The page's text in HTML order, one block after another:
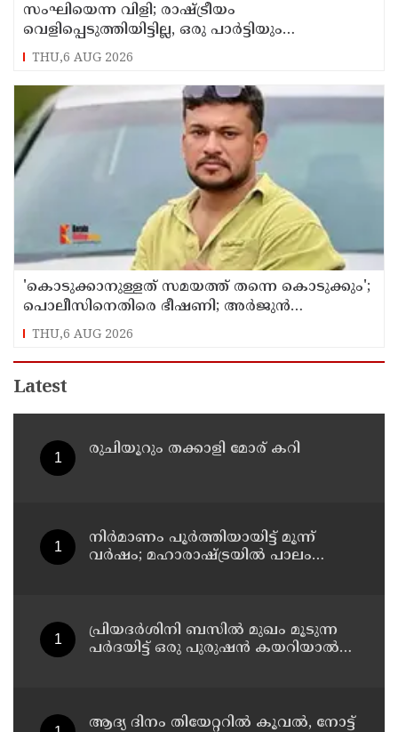
സംഘിയെന്ന വിളി; രാഷ്ട്രീയം
വെളിപ്പെടുത്തിയിട്ടില്ല, ഒരു പാര്‍ട്ടിയും
അംഗത്വത്തിന് സമീപിച്ചിട്ടില്ലെന്ന് ആര്‍ മാധവന്‍
THU,6 AUG 2026
'കൊടുക്കാനുള്ളത് സമയത്ത് തന്നെ കൊടുക്കും';
പൊലീസിനെതിരെ ഭീഷണി; അർജുൻ
ആയങ്കിക്കെതിരെ കേസെടുത്തു
THU,6 AUG 2026
Latest
രുചിയൂറും തക്കാളി മോര് കറി
നിർമാണം പൂർത്തിയായിട്ട് മൂന്ന്
വർഷം; മഹാരാഷ്ട്രയിൽ പാലം
പ്രിയദർശിനി ബസിൽ മുഖം മൂടുന്ന
പർദയിട്ട് ഒരു പുരുഷൻ കയറിയാൽ
ആദ്യ ദിനം തിയേറ്ററില്‍ കൂവല്‍, നോട്ട്